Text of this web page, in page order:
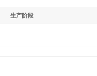
生产阶段